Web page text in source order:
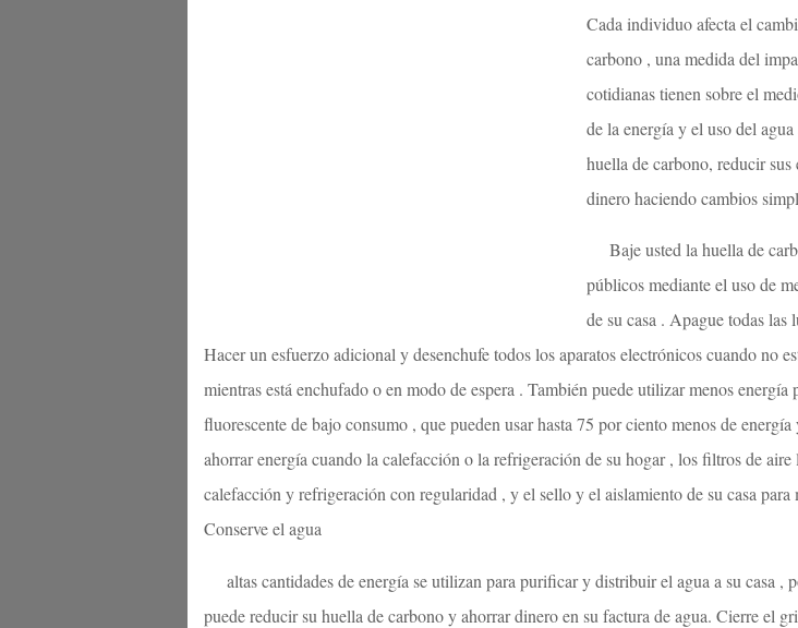
Cada individuo afecta el
carbono , una medida del
cotidianas tienen sobre el
de la energía y el uso del
huella de carbono, reducir
dinero haciendo cambios
Baje usted la huella de
públicos mediante el uso de
de su casa . Apague todas las
Hacer un esfuerzo adicional y desenchufe todos los aparatos electrónicos cuando no
mientras está enchufado o en modo de espera . También puede utilizar menos
fluorescente de bajo consumo , que pueden usar hasta 75 por ciento menos de
ahorrar energía cuando la calefacción o la refrigeración de su hogar , los filtros de
calefacción y refrigeración con regularidad , y el sello y el aislamiento de su casa
Conserve el agua
altas cantidades de energía se utilizan para purificar y distribuir el agua a su casa
puede reducir su huella de carbono y ahorrar dinero en su factura de agua. Cierre el